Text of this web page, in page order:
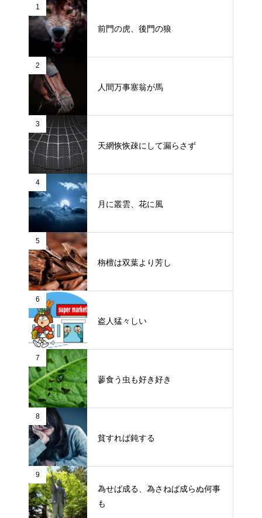
1
前門の虎、後門の狼
2
人間万事塞翁が馬
3
天網恢恢疎にして漏らさず
4
月に叢雲、花に風
5
栴檀は双葉より芳し
6
盗人猛々しい
7
蓼食う虫も好き好き
8
貧すれば鈍する
9
為せば成る、為さねば成らぬ何事
も